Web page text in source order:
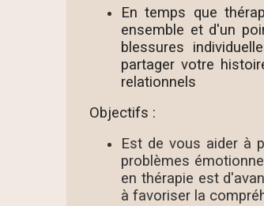
En temps que
ensemble et d'un
blessures
partager votre
relationnels
Objectifs :
Est de vous aider à
problèmes
en thérapie est
à favoriser la